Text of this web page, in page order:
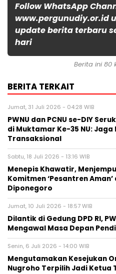
Follow WhatsApp
www.pergunudiy.or.id
update berita terbaru
hari
Berita ini 80
BERITA TERKAIT
Jumat, 31 Juli 2026 - 04:28 WIB
PWNU dan PCNU se-DIY
di Muktamar Ke-35 NU:
Transaksional
Sabtu, 18 Juli 2026 - 13:16 WIB
Menepis Khawatir,
Komitmen ‘Pesantren
Diponegoro
Jumat, 10 Juli 2026 - 18:57 WIB
Dilantik di Gedung DPD RI,
Mengawal Masa Depan
Senin, 6 Juli 2026 - 14:00 WIB
Mengutamakan Kesejukan
Nugroho Terpilih Jadi Ketua